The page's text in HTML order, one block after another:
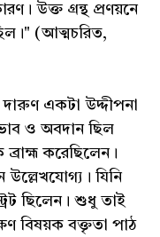
উক্ত গ্রন্থ প্রণয়নে
(আত্মচরিত,
দারুণ একটা উদ্দীপনা
ও অবদান ছিল
করেছিলেন।
উল্লেখযোগ্য। যিনি
ছিলেন। শুধু তাই
বিষয়ক বক্তৃতা পাঠ